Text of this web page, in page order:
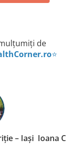
de
⭐
Ioana C.,